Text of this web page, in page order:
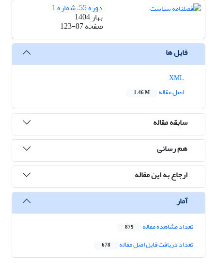
دوره 55، شماره 1
بهار 1404
صفحه123-87
فایل ها
اصل مقاله
1.46 M
سابقه مقاله
هم رسانی
ارجاع به این مقاله
آمار
تعداد مشاهده مقاله 879
تعداد دریافت فایل اصل مقاله 678